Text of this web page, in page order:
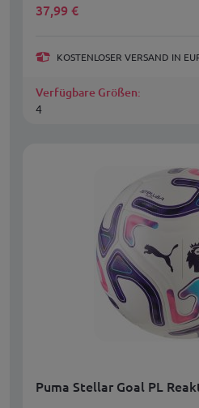
37,99 €
KOSTENLOSER VERSAND IN
Verfügbare Größen:
4
Puma Stellar Goal PL